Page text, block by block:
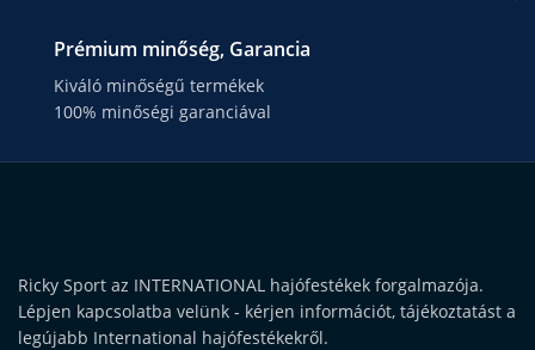
Prémium minőség, Garancia
Kiváló minőségű termékek
100% minőségi garanciával
Ricky Sport az INTERNATIONAL hajófestékek forgalmazója.
Lépjen kapcsolatba velünk - kérjen információt, tájékoztatást a
legújabb International hajófestékekről.